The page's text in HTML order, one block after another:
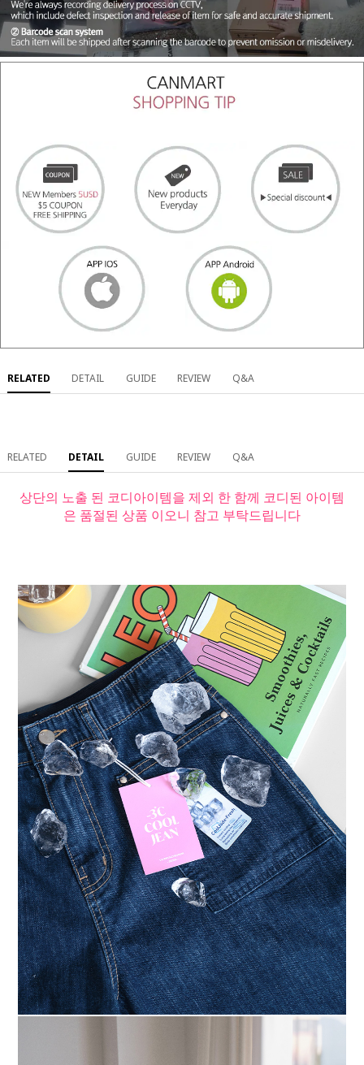
RELATED DETAIL GUIDE REVIEW Q&A
RELATED DETAIL GUIDE REVIEW Q&A
상단의 노출 된 코디아이템을 제외 한 함께 코디된 아이템
은 품절된 상품 이오니 참고 부탁드립니다